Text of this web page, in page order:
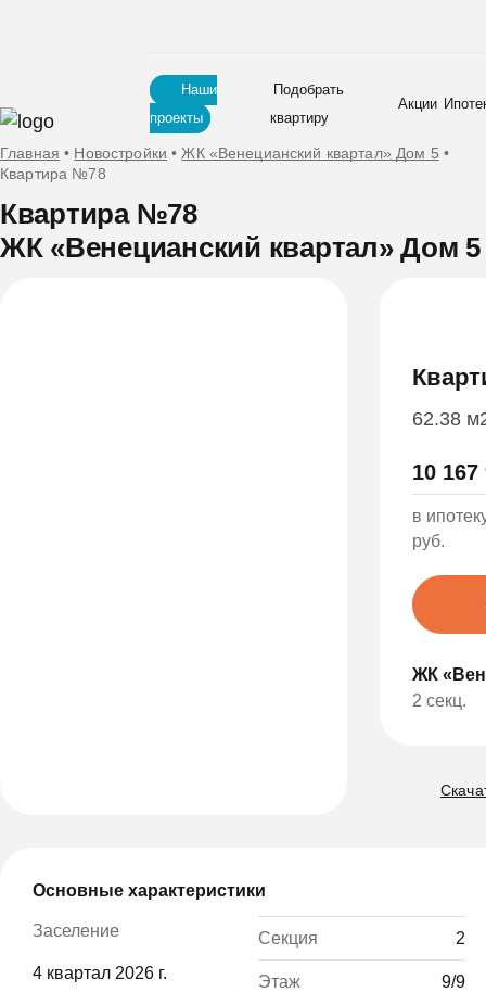
Наши
проекты
Подобрать
квартиру
Акции
Главная • Новостройки • ЖК «Венецианский квартал» Дом 5 •
Квартира №78
Квартира №78
ЖК «Венецианский квартал» Дом 5
62.38
10 167
в
руб.
ЖК
2 секц.
Основные характеристики
Заселение
4 квартал 2026 г.
Секция 2
Этаж 9/9